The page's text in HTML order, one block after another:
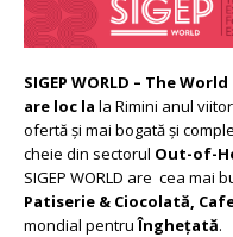
SIGEP WORLD – The
are loc la la Rimini anul
ofertă și mai bogată și
cheie din sectorul Out-of-
SIGEP WORLD are cea mai
Patiserie & Ciocolată,
mondial pentruÎnghețată.